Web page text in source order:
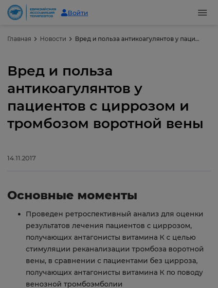
Войти
Главная Новости Вред и польза антикоагулянтов у пациентов с циррозом и тромбозом воротной вены
Вред и польза
антикоагулянтов у
пациентов с циррозом и
тромбозом воротной вены
14.11.2017
Основные моменты
Проведен ретроспективный анализ для оценки
результатов лечения пациентов с циррозом,
получающих антагонисты витамина К с целью
стимуляции реканализации тромбоза воротной
вены, в сравнении с пациентами без цирроза,
получающих антагонисты витамина К по поводу
венозной тромбоэмболии